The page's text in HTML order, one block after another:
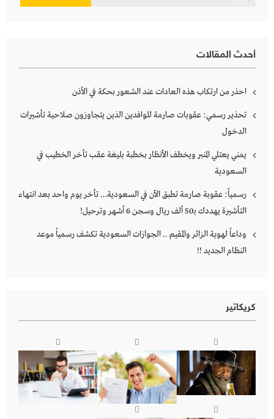
أحدث المقالات
احذر من ارتكاب هذه العادات عند الشعور بحكة في الأذن
تحذير رسمي: عقوبات صارمة للوافدين الذين يتجاوزون صلاحية تأشيرات
الدخول
يمني يعتلي المنبر ويخطف الأنظار بخطبة بليغة عقب تأخر الخطيب في
السعودية
رسمياً: عقوبة صارمة تطبق الآن في السعودية… تأخر يوم واحد بعد انتهاء
التأشيرة يهددك بـ50 ألف ريال وسجن 6 أشهر وترحيل!
وداعاً لهوية الزائر والمقيم .. الجوازات السعودية تكشف رسمياً موعد
النظام الجديد !!
كريكاتير